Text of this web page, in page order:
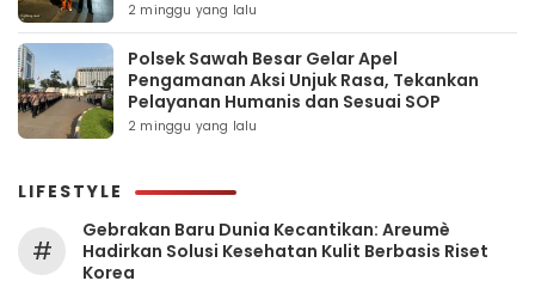
2 minggu yang lalu
Polsek Sawah Besar Gelar Apel
Pengamanan Aksi Unjuk Rasa, Tekankan
Pelayanan Humanis dan Sesuai SOP
2 minggu yang lalu
LIFESTYLE
#
Gebrakan Baru Dunia Kecantikan: Areumè
Hadirkan Solusi Kesehatan Kulit Berbasis Riset
Korea